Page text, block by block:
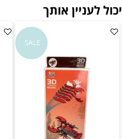
יכול לעניין אותך